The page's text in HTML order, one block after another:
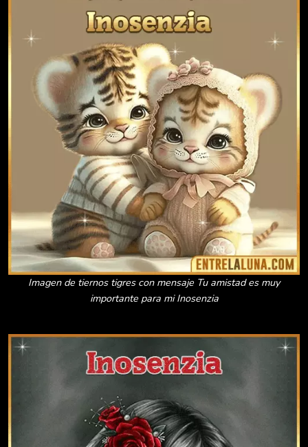
Imagen de tiernos tigres con mensaje Tu amistad es muy
importante para mi Inosenzia